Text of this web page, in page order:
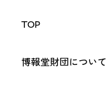
TOP
博報堂財団について